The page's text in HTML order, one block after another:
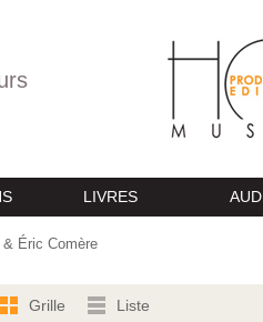
LIVRES
Éric Comère
Grille Liste